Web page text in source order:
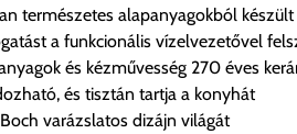
természetes alapanyagokból
a funkcionális vízelvezetővel
és kézművesség 270 éves
és tisztán tartja a konyhát
varázslatos dizájn világát